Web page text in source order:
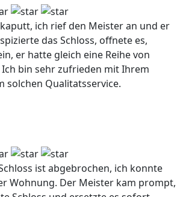
ich rief den Meister an und er
das Schloss, offnete es,
er hatte gleich eine Reihe von
bin sehr zufrieden mit Ihrem
solchen Qualitatsservice.
ist abgebrochen, ich konnte
Wohnung. Der Meister kam prompt,